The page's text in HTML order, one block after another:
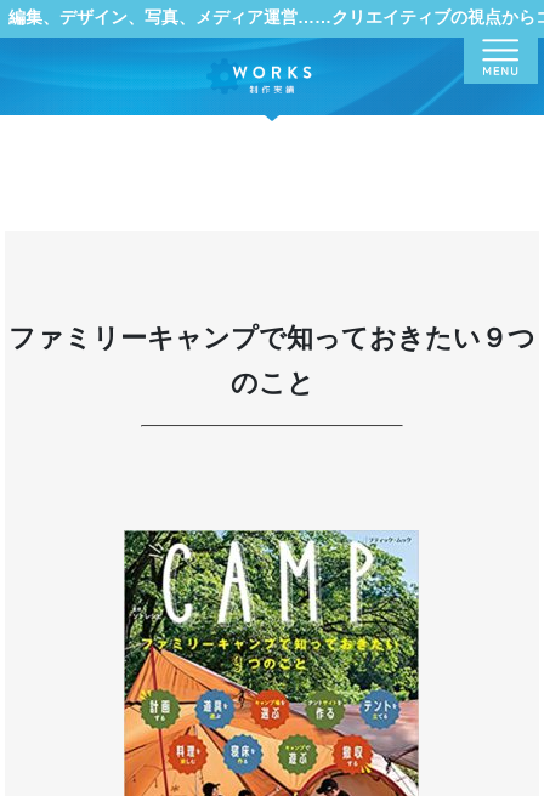
編集、デザイン、写真、メディア運営……クリエイティブの視点から
ファミリーキャンプで知っておきたい９つ
のこと